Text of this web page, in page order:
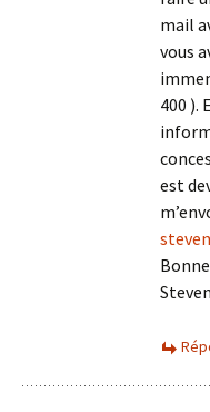
mail
vous
400 ).
est
Steven